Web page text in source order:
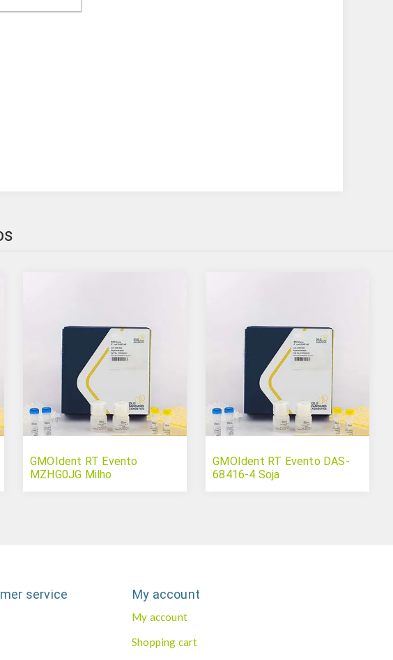
GMOIdent RT Evento
MZHG0JG Milho
GMOIdent RT Evento DAS-
68416-4 Soja
service My account
My account
Shopping cart